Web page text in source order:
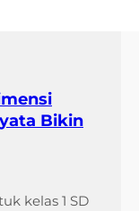
Bikin
kelas 1 SD